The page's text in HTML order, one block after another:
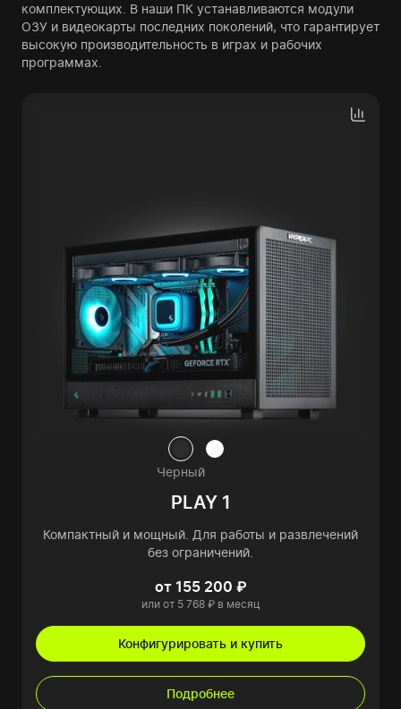
комплектующих. В наши ПК устанавливаются модули
ОЗУ и видеокарты последних поколений, что гарантирует
высокую производительность в играх и рабочих
программах.
Черный
PLAY 1
Компактный и мощный. Для работы и развлечений
без ограничений.
от 155 200 ₽
или от 5 768 ₽ в месяц
Конфигурировать и купить
Подробнее